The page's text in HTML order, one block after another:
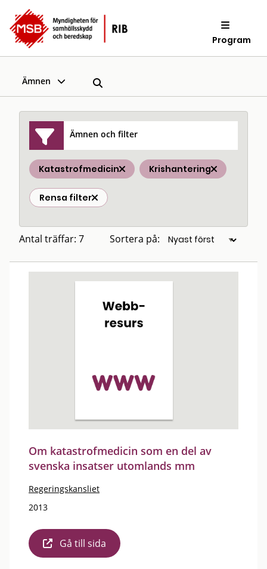
Program
Ämnen
Ämnen och filter
Katastrofmedicin Krishantering
Rensa filter
Antal träffar: 7 Sortera på:
Om katastrofmedicin som en del av
svenska insatser utomlands mm
Regeringskansliet
2013
Gå till sida